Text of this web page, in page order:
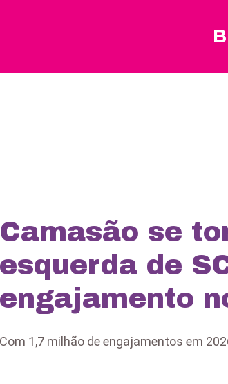
Camasão se
esquerda de
engajamento
Com 1,7 milhão de engajamentos em